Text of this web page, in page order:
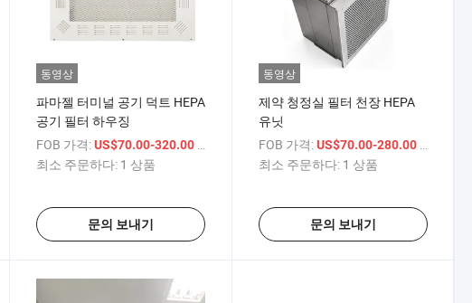
동영상
파마젤 터미널 공기 덕트 HEPA
공기 필터 하우징
FOB 가격: US$70.00-320.00 / 상품
최소 주문하다: 1 상품
문의 보내기
동영상
제약 청정실 필터 천장 HEPA
유닛
FOB 가격: US$70.00-280.00 / 상품
최소 주문하다: 1 상품
문의 보내기